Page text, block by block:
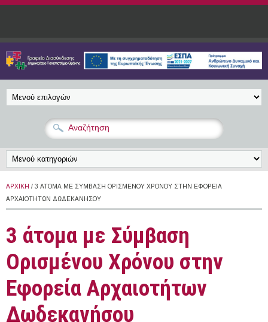
Παράκαμψη προς το κυρίως περιεχόμενο
ΑΡΧΙΚΉ / 3 ΆΤΟΜΑ ΜΕ ΣΎΜΒΑΣΗ ΟΡΙΣΜΈΝΟΥ ΧΡΌΝΟΥ ΣΤΗΝ ΕΦΟΡΕΊΑ
ΑΡΧΑΙΟΤΉΤΩΝ ΔΩΔΕΚΑΝΉΣΟΥ
3 άτομα με Σύμβαση
Ορισμένου Χρόνου στην
Εφορεία Αρχαιοτήτων
Δωδεκανήσου